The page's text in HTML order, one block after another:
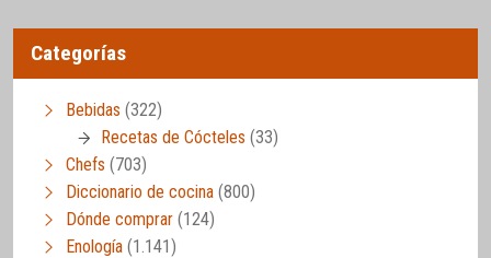
Categorías
Bebidas (322)
Recetas de Cócteles (33)
Chefs (703)
Diccionario de cocina (800)
Dónde comprar (124)
Enología (1.141)